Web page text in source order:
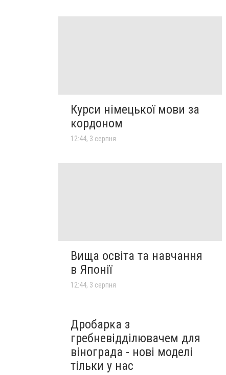
Курси німецької мови за
кордоном
12:44, 3 серпня
Вища освіта та навчання
в Японії
12:44, 3 серпня
Дробарка з
гребневідділювачем для
вінограда - нові моделі
тільки у нас